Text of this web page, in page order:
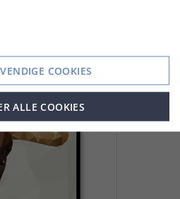
COOKIES
ALLE COOKIES